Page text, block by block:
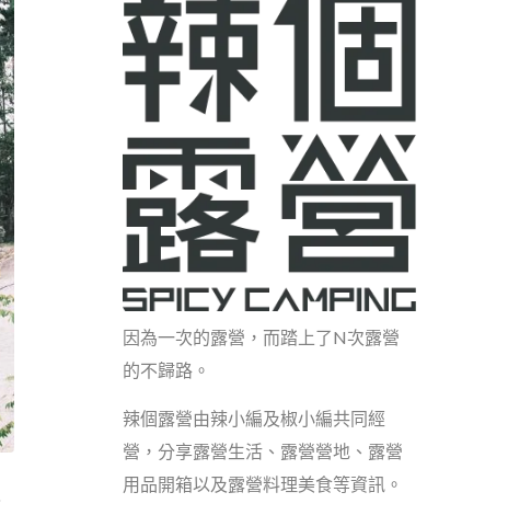
因為一次的露營，而踏上了N次露營
的不歸路。
辣個露營由辣小編及椒小編共同經
營，分享露營生活、露營營地、露營
用品開箱以及露營料理美食等資訊。